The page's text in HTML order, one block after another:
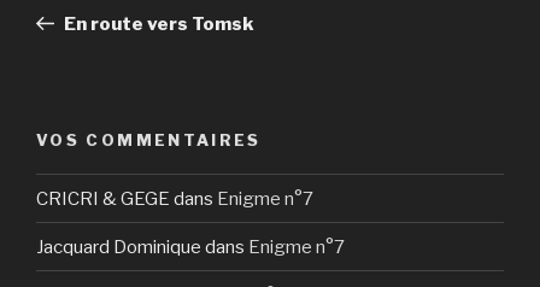
l’article
précédent
En route vers Tomsk
VOS COMMENTAIRES
CRICRI & GEGE dans Enigme n°7
Jacquard Dominique dans Enigme n°7